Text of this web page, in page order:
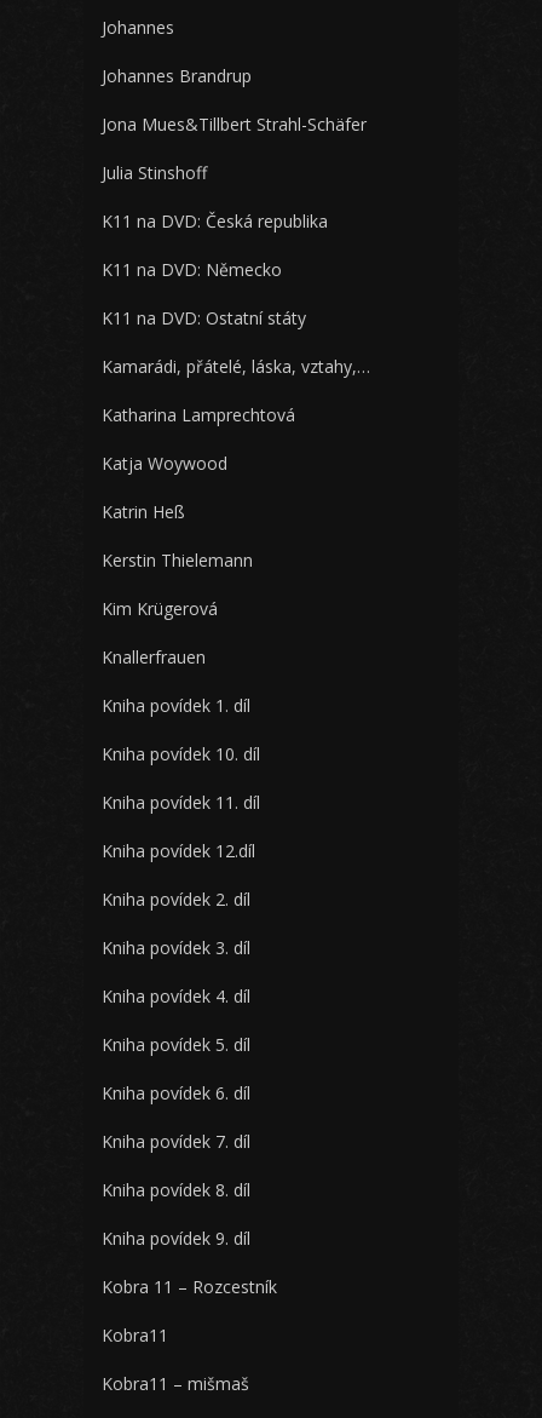
Johannes
Johannes Brandrup
Jona Mues&Tillbert Strahl-Schäfer
Julia Stinshoff
K11 na DVD: Česká republika
K11 na DVD: Německo
K11 na DVD: Ostatní státy
Kamarádi, přátelé, láska, vztahy,…
Katharina Lamprechtová
Katja Woywood
Katrin Heß
Kerstin Thielemann
Kim Krügerová
Knallerfrauen
Kniha povídek 1. díl
Kniha povídek 10. díl
Kniha povídek 11. díl
Kniha povídek 12.díl
Kniha povídek 2. díl
Kniha povídek 3. díl
Kniha povídek 4. díl
Kniha povídek 5. díl
Kniha povídek 6. díl
Kniha povídek 7. díl
Kniha povídek 8. díl
Kniha povídek 9. díl
Kobra 11 – Rozcestník
Kobra11
Kobra11 – mišmaš